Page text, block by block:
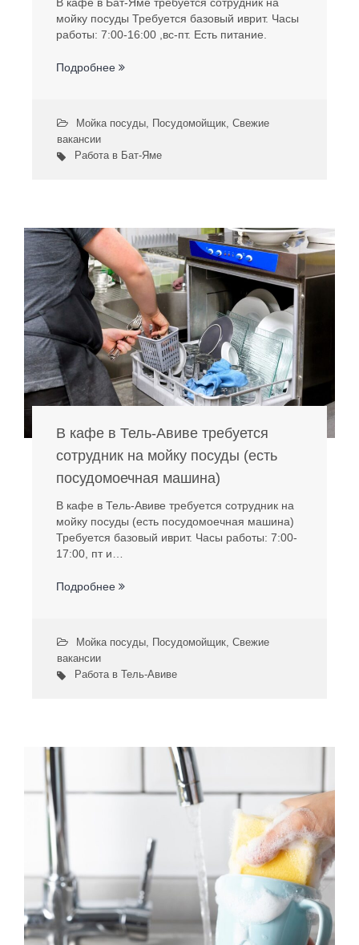
мойку посуды Требуется базовый иврит. Часы
работы: 7:00-16:00 ,вс-пт. Есть питание.
Подробнее
Мойка посуды, Посудомойщик, Свежие
вакансии
Работа в Бат-Яме
В кафе в Тель-Авиве требуется
сотрудник на мойку посуды (есть
посудомоечная машина)
В кафе в Тель-Авиве требуется сотрудник на
мойку посуды (есть посудомоечная машина)
Требуется базовый иврит. Часы работы: 7:00-
17:00, пт и…
Подробнее
Мойка посуды, Посудомойщик, Свежие
вакансии
Работа в Тель-Авиве